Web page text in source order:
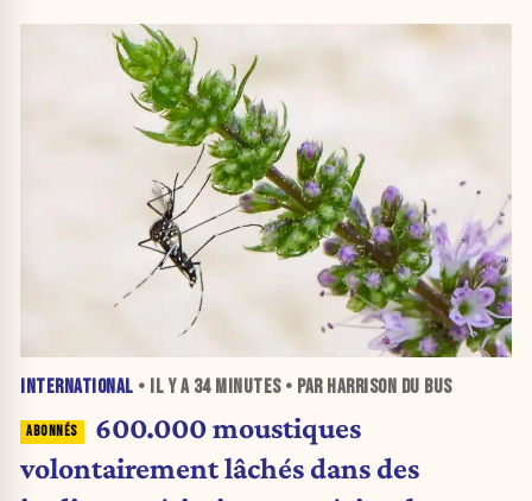
INTERNATIONAL • IL Y A 34 MINUTES• PAR HARRISON DU BUS
600.000 moustiques
volontairement lâchés dans des